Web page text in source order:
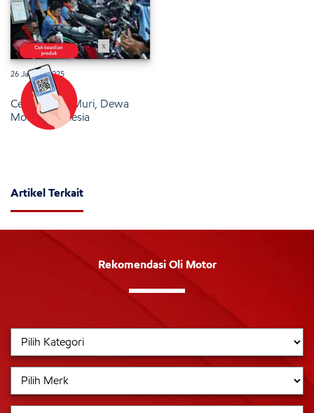
26 Januari 2025
Cetak Rekor Muri, Dewa
Motor Indonesia
Artikel Terkait
Rekomendasi Oli Motor
x